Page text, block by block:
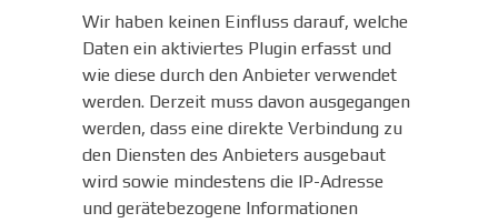
Wir haben keinen Einfluss darauf, welche
Daten ein aktiviertes Plugin erfasst und
wie diese durch den Anbieter verwendet
werden. Derzeit muss davon ausgegangen
werden, dass eine direkte Verbindung zu
den Diensten des Anbieters ausgebaut
wird sowie mindestens die IP-Adresse
und gerätebezogene Informationen